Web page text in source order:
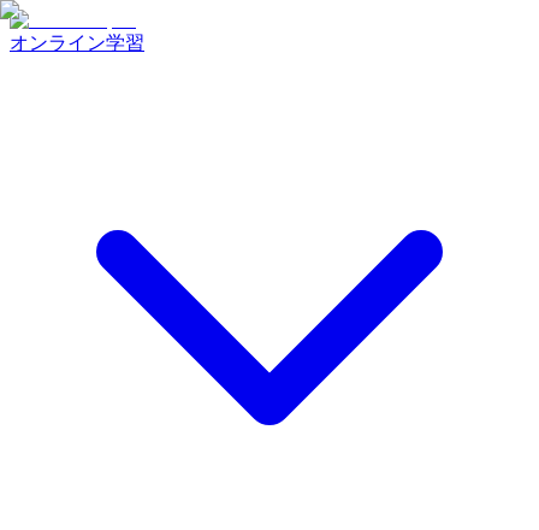
オンライン学習